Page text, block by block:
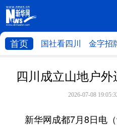
首页 国社看四川 金字招
四川成立山地户
2026-07-08
新华网成都7月8日电